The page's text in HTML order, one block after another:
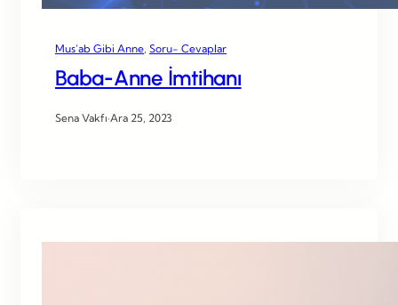
Mus’ab Gibi Anne Soru- Cevaplar
Baba-Anne İmtihanı
Sena Vakfı·Ara 25, 2023